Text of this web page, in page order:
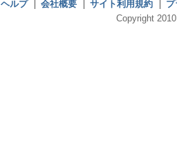
ヘルプ 会社概要 サイト利用規約
Copyright